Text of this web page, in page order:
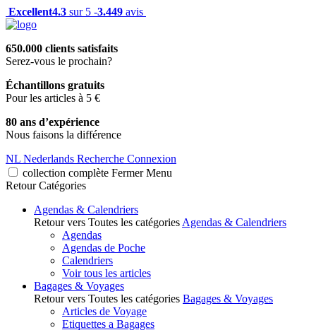
Excellent4.3 sur 5 -3.449 avis
650.000 clients satisfaits
Serez-vous le prochain?
Échantillons gratuits
Pour les articles à 5 €
80 ans d’expérience
Nous faisons la différence
NL Nederlands Recherche Connexion
collection complète Fermer Menu
Retour Catégories
Agendas & Calendriers
Retour vers Toutes les catégories Agendas & Calendriers
Agendas
Agendas de Poche
Calendriers
Voir tous les articles
Bagages & Voyages
Retour vers Toutes les catégories Bagages & Voyages
Articles de Voyage
Etiquettes a Bagages